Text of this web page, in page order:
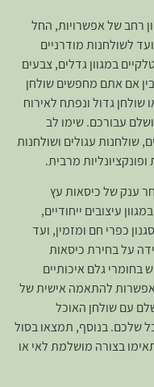
רחב של אפשרויות, החל
לשולחנות מודרניים
במגוון גדלים, צבעים
אם אתם מחפשים שולחן
גדול ונפתח לאירוח
עבורכם. שימו לב
עגולים ושולחנות
מרבית.
ענק של כיסאות עץ
עיצובים ייחודיים,
כפרי חם ומזמין, ועד
על בחירת כיסאות
בחומרי גלם איכותיים
אפשרות להתאמה אישית של
עם שולחן האוכל
שלכם. בנוסף, תמצאו בסול
בצורה מושלמת לאי או